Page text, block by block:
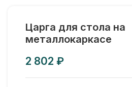
Царга для стола на
металлокаркасе
₽